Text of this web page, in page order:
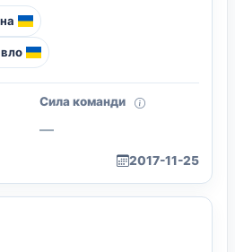
Сила команди
—
2017-11-25